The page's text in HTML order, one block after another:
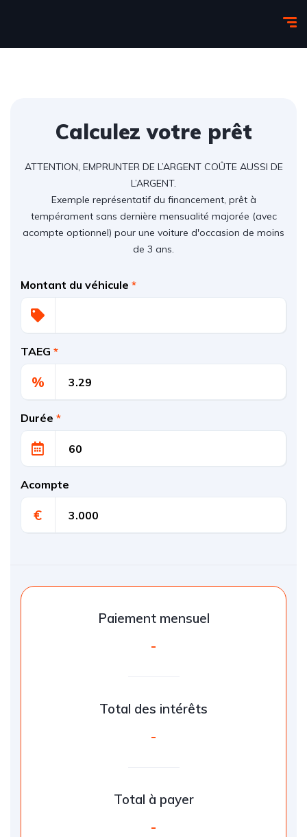
Calculez votre prêt
ATTENTION, EMPRUNTER DE L’ARGENT COÛTE AUSSI DE
L’ARGENT.
Exemple représentatif du financement, prêt à
tempérament sans dernière mensualité majorée (avec
acompte optionnel) pour une voiture d'occasion de moins
de 3 ans.
Montant du véhicule *
TAEG *
%
Durée *
Acompte
€
Paiement mensuel
-
Total des intérêts
-
Total à payer
-